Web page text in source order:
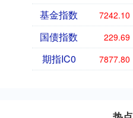
基金指数 7242.10
国债指数 229.69
期指IC0 7877.80